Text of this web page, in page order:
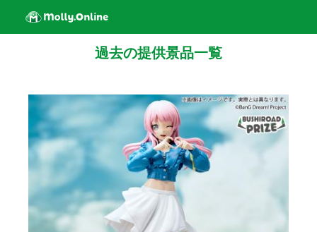
過去の提供景品一覧